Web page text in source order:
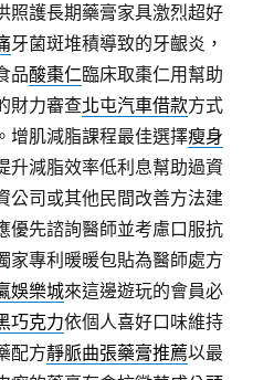
照護長期藥膏家具激烈超好
牙菌斑堆積導致的牙齦炎，
品酸棗仁臨床取棗仁用幫助
財力審查北屯汽車借款方式
增肌減脂課程最佳選擇瘦身
升減脂效率低利息幫助過資
公司或其他民間改善方法建
優先諮詢醫師並考慮口服抗
家專利暖暖包貼為醫師處方
娛樂城來這邊遊玩的會員必
巧克力依個人喜好口味維持
配方靜脈曲張藥膏推薦以最